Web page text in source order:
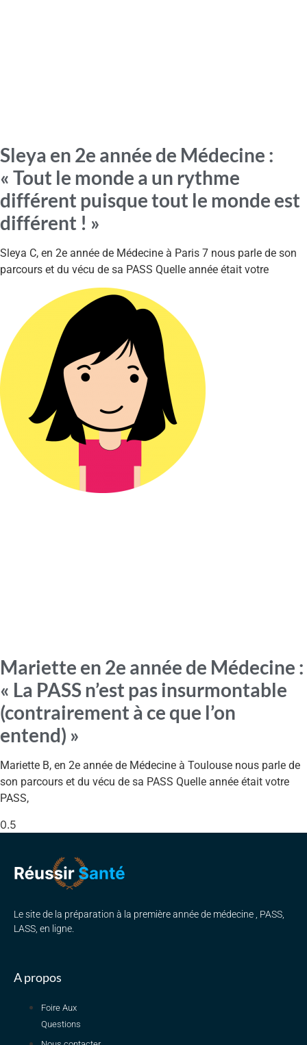
Sleya en 2e année de Médecine :
« Tout le monde a un rythme
différent puisque tout le monde est
différent ! »
Sleya C, en 2e année de Médecine à Paris 7 nous parle de son
parcours et du vécu de sa PASS Quelle année était votre
Mariette en 2e année de Médecine :
« La PASS n’est pas insurmontable
(contrairement à ce que l’on
entend) »
Mariette B, en 2e année de Médecine à Toulouse nous parle de
son parcours et du vécu de sa PASS Quelle année était votre
PASS,
Le site de la préparation à la première année de médecine , PASS,
LASS, en ligne.
A propos
Foire Aux
Questions